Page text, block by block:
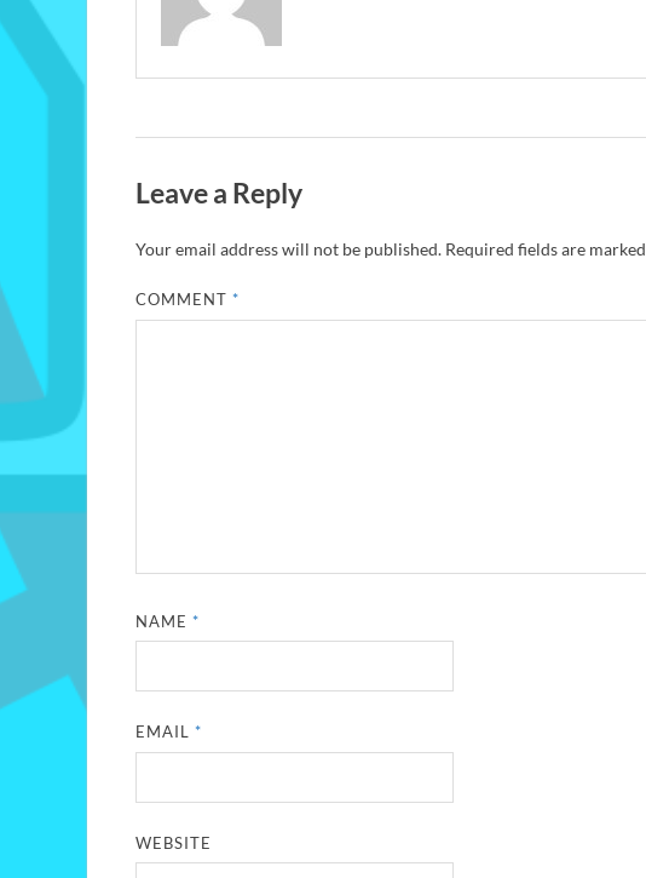
Leave a Reply
Your email address will not be published. Required fields are marked
COMMENT*
NAME*
EMAIL*
WEBSITE